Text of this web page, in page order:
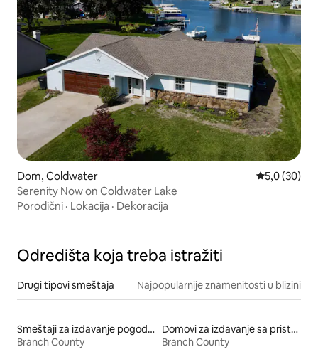
Dom, Coldwater Prosečna
5,0 (30)
Serenity Now on Coldwater Lake
Porodični · Lokacija · Dekoracija
Odredišta koja treba istražiti
Drugi tipovi smeštaja Najpopularnije znamenitosti u blizini
Smeštaji za izdavanje pogodni za kućne ljubimce
Branch County
Domovi za izdavanje sa pristupom jezeru
Branch County